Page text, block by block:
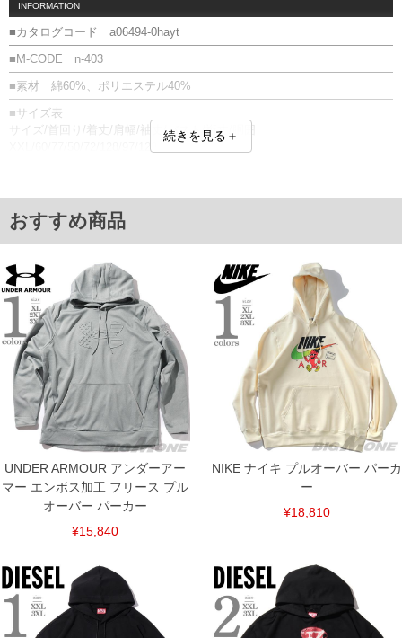
INFORMATION
■カタログコード a06494-0hayt
■M-CODE n-403
■素材 綿60%、ポリエステル40%
■サイズ表
サイズ/首回り/着丈/肩幅/袖丈/バスト/裄丈/胴囲
XXL/60/77/50/72/128/97/123
返品交換希望の方は、商品到着後1週間以内にご連絡ください。
※【ボトムの裾上げをご希望の場合】
裾上げ料金は500円+税となります。
備考欄に股下●cmとご記入下さい。（裾上げ無料対象商品は1本につき税込6,000円以
上の品が対象。1本5,999円以下の商品は有料（500円+税）となります。）
出荷まで約1週間～20日間程お時間を頂く場合がございます。
尚、裾上げした商品は返品・交換不可となりますので、予めご了承下さい。
一部、お直しに対応出来ない商品がございます。(例：裾にファスナーや調節ひもが付
いている、極端なデザインが施されている等)
※商品によって若干のサイズの誤差がございます。また、お客様がご使用の環境（コ
ンピュータ画面）によって、商品の色味が若干異なる場合がございます。予めご了承
ください。
※当店での掲載商品は、実店鋪と在庫を共用しておりますので店頭での売り違い、店
す。そのようなことがない様最大限に努めておりますが、もしあった場合速やかにご
連絡させて頂きますので予めご了承ください。
ITEM INTRODUCTION
続きを見る＋
おすすめ商品
UNDER ARMOUR アンダーアー
マー エンボス加工 フリース プル
オーバー パーカー
¥15,840
NIKE ナイキ プルオーバー パーカ
ー
¥18,810